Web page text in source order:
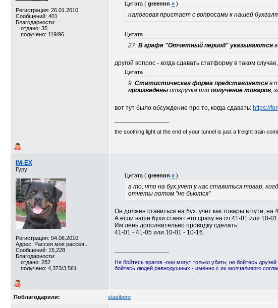
Регистрация: 26.01.2010
Сообщений: 401
Благодарности:
отдано: 35
получено: 119/96
Цитата ( greennn » )
налоговая пристает с вопросами к нашей
Цитата
27. В графе "Отчетный период" указываются
другой вопрос - когда сдавать статформу в таком
Цитата
9. Статистическая форма представляется в
произведены отгрузка или получение товаров,
вот тут было обсуждение про то, когда сдавать: https://
the soothing light at the end of your tunnel is just a freight train
IM-EX
Гуру
Регистрация: 04.06.2010
Адрес: Рассея моя рассея...
Сообщений: 15,228
Благодарности:
отдано: 282
получено: 4,373/3,561
Цитата ( greennn » )
а то, что на бух.учет у нас ставиться товар,
отчеты потом "не бьются"
Он должен ставиться на бух. учет как товары в пути,
А если ваши бухи ставят его сразу на сч.41-01 или 10-
Им лень дополнительно проводку сделать.
41-01 - 41-05 или 10-01 - 10-16.
Не бойтесь врагов -они могут только убить; не бойтесь
бойтесь людей равнодушных - именно с их молчаливого
Поблагодарили: stasiboro